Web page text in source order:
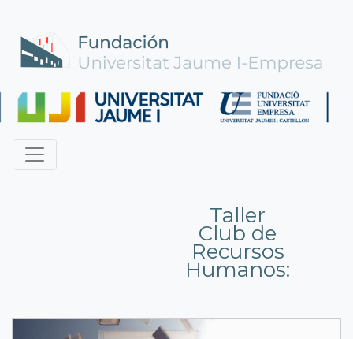
Taller
Club de
Recursos
Humanos: